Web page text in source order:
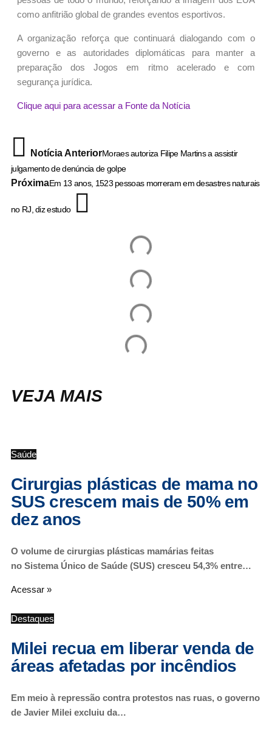
como anfitrião global de grandes eventos esportivos.
A organização reforça que continuará dialogando com o
governo e as autoridades diplomáticas para manter a
preparação dos Jogos em ritmo acelerado e com
segurança jurídica.
Clique aqui para acessar a Fonte da Notícia
Notícia AnteriorMoraes autoriza Filipe Martins a assistir
julgamento de denúncia de golpe
PróximaEm 13 anos, 1523 pessoas morreram em desastres naturais
no RJ, diz estudo
VEJA MAIS
Saúde
Cirurgias plásticas de mama no
SUS crescem mais de 50% em
dez anos
O volume de cirurgias plásticas mamárias feitas
no Sistema Único de Saúde (SUS) cresceu 54,3% entre…
Acessar »
Destaques
Milei recua em liberar venda de
áreas afetadas por incêndios
Em meio à repressão contra protestos nas ruas, o governo
de Javier Milei excluiu da…